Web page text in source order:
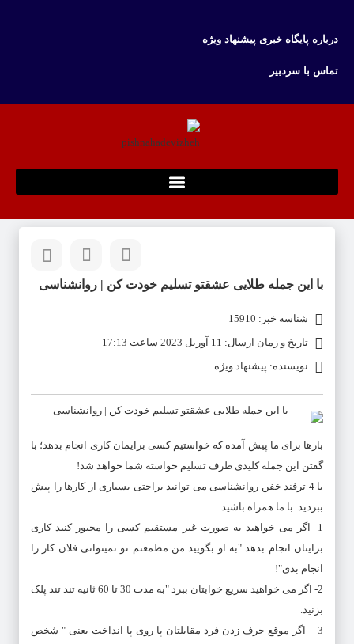
درباره پایگاه خبری پیشنهاد ویژه
تماس با سردبیر
با این جمله طلایی عشقتو تسلیم خودت کن | روانشناسی
شناسه خبر: 15910
تاریخ و زمان ارسال: 11 آوریل 2023 ساعت 17:13
نویسنده: پیشنهاد ویژه
بارها برای ما پیش آمده که خواستیم کسی برایمان کاری انجام بدهد؛ با
گفتن این جمله کلیدی طرف تسلیم خواسته شما خواهد شد!
با 4 ترفند خفن روانشناسی می توانید براحتی بسیاری از کارها را پیش
ببردید. با ما همراه باشید.
1- اگر می خواهید به صورت غیر مستقیم کسی را مجبور کنید کاری
برایتان انجام بدهد "به او بگویید من مطمعنم تو نمیتوانی فلان کار را
انجام بدی"!
2- اگر می خواهید سریع خوابتان ببرد "به مدت 30 تا 60 ثانیه تند تند پلک
بزنید.
3 – اگر موقع حرف زدن فرد مقابلتان پا روی پا انداخت یعنی " شخص